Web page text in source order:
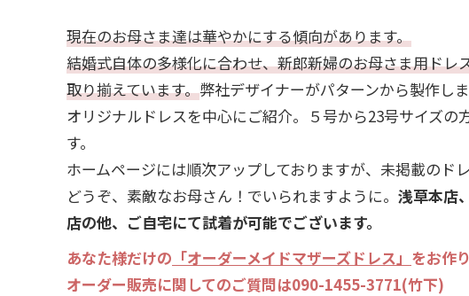
還暦お祝いドレス
現在のお母さま達は華やかにする傾向があります。
結婚式自体の多様化に合わせ、新郎新婦のお母さま用ドレ
取り揃えています。弊社デザイナーがパターンから製作し
オリジナルドレスを中心にご紹介。５号から23号サイズの
す。
ホームページには順次アップしておりますが、未掲載のド
どうぞ、素敵なお母さん！でいられますように。 浅草本店
店の他、ご自宅にて試着が可能でございます。
あなた様だけの 「オーダーメイドマザーズドレス」 をお作
オーダー販売に関してのご質問は090-1455-3771(竹下)